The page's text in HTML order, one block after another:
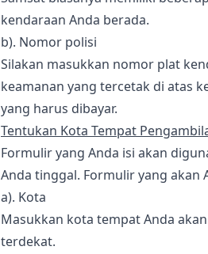
kendaraan Anda berada.
b). Nomor polisi
Silakan masukkan nomor plat
keamanan yang tercetak di atas
yang harus dibayar.
Tentukan Kota Tempat
Formulir yang Anda isi akan
Anda tinggal. Formulir yang akan
a). Kota
Masukkan kota tempat Anda
terdekat.